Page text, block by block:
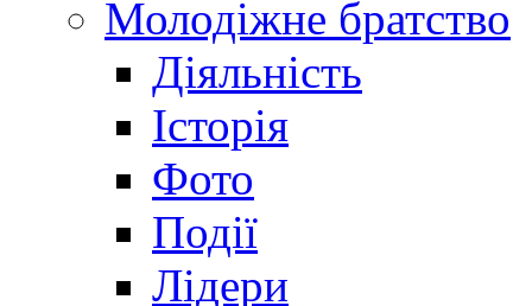
Молодіжне братство
Діяльність
Історія
Фото
Події
Лідери